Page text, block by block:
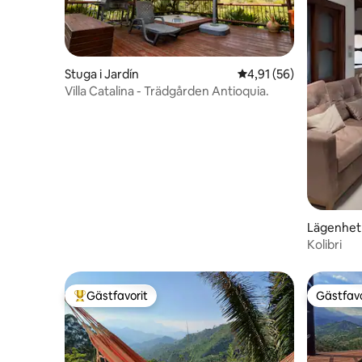
Stuga i Jardín 4,91 av 5 i
4,91 (56)
Villa Catalina - Trädgården Antioquia.
Kolibri
Populär gästfavorit
Gästfavorit